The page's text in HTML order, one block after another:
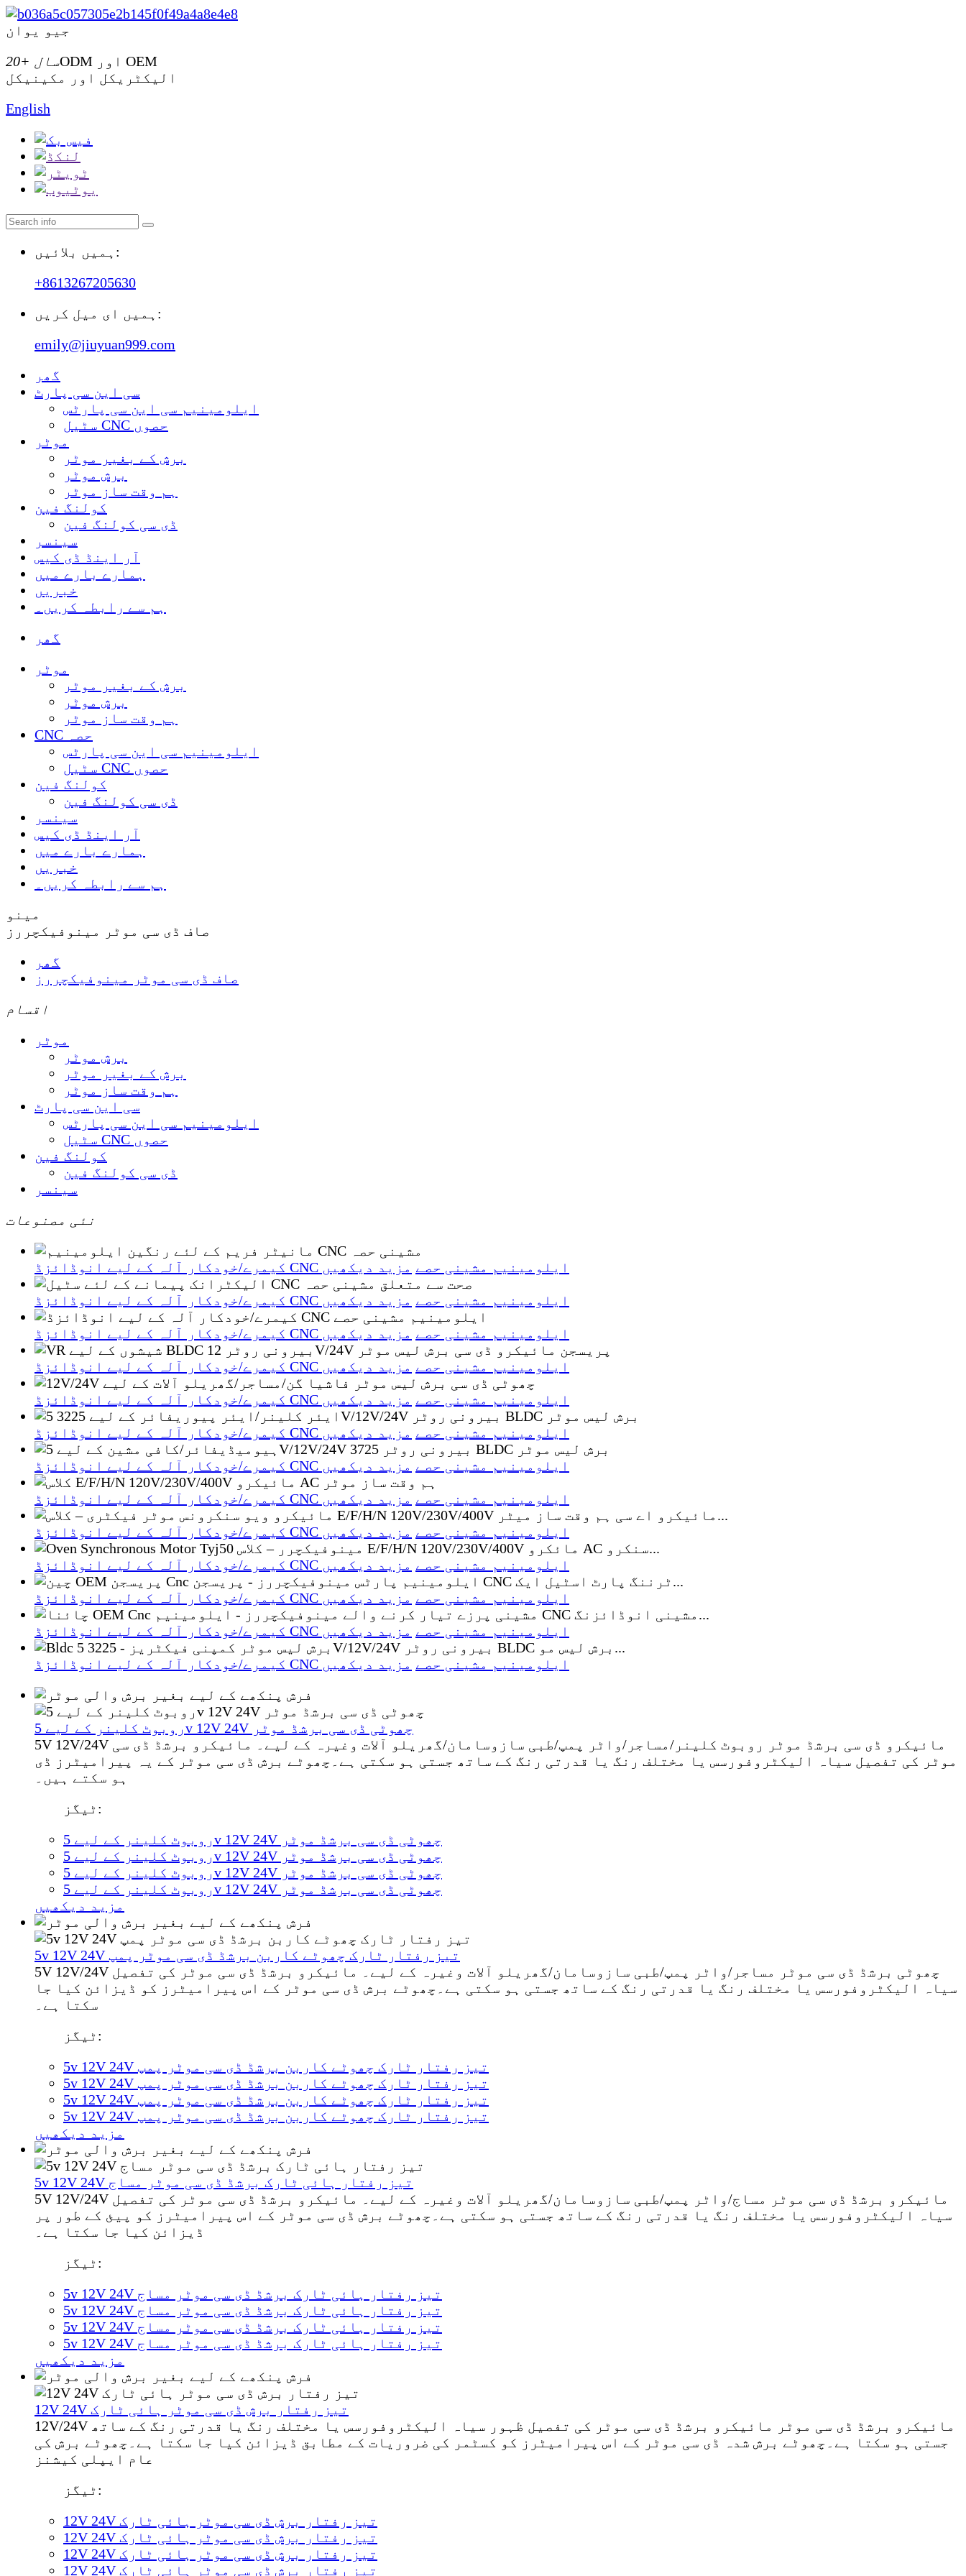
جیو یوان
20+ سال
ODM اور OEM
الیکٹریکل اور مکینیکل
English
ہمیں بلائیں:
+8613267205630
ہمیں ای میل کریں:
emily@jiuyuan999.com
گھر
سی این سی پارٹ
ایلومینیم سی این سی پارٹس
سٹیل CNC حصوں
موٹر
برش کے بغیر موٹر
برش موٹر
ہم وقت ساز موٹر
کولنگ فین
ڈی سی کولنگ فین
سینسر
آر اینڈ ڈی کیس
ہمارے بارے میں
خبریں
ہم سے رابطہ کریں۔
گھر
موٹر
برش کے بغیر موٹر
برش موٹر
ہم وقت ساز موٹر
CNC حصہ
ایلومینیم سی این سی پارٹس
سٹیل CNC حصوں
کولنگ فین
ڈی سی کولنگ فین
سینسر
آر اینڈ ڈی کیس
ہمارے بارے میں
خبریں
ہم سے رابطہ کریں۔
مینو
صاف ڈی سی موٹر مینوفیکچررز
گھر
صاف ڈی سی موٹر مینوفیکچررز
اقسام
موٹر
برش موٹر
برش کے بغیر موٹر
ہم وقت ساز موٹر
سی این سی پارٹ
ایلومینیم سی این سی پارٹس
سٹیل CNC حصوں
کولنگ فین
ڈی سی کولنگ فین
سینسر
نئی مصنوعات
کیمرے/خودکار آلہ کے لیے انوڈائزڈ CNC ایلومینیم مشینی حصے مزید دیکھیں
کیمرے/خودکار آلہ کے لیے انوڈائزڈ CNC ایلومینیم مشینی حصے مزید دیکھیں
کیمرے/خودکار آلہ کے لیے انوڈائزڈ CNC ایلومینیم مشینی حصے مزید دیکھیں
کیمرے/خودکار آلہ کے لیے انوڈائزڈ CNC ایلومینیم مشینی حصے مزید دیکھیں
کیمرے/خودکار آلہ کے لیے انوڈائزڈ CNC ایلومینیم مشینی حصے مزید دیکھیں
کیمرے/خودکار آلہ کے لیے انوڈائزڈ CNC ایلومینیم مشینی حصے مزید دیکھیں
کیمرے/خودکار آلہ کے لیے انوڈائزڈ CNC ایلومینیم مشینی حصے مزید دیکھیں
کیمرے/خودکار آلہ کے لیے انوڈائزڈ CNC ایلومینیم مشینی حصے مزید دیکھیں
کیمرے/خودکار آلہ کے لیے انوڈائزڈ CNC ایلومینیم مشینی حصے مزید دیکھیں
کیمرے/خودکار آلہ کے لیے انوڈائزڈ CNC ایلومینیم مشینی حصے مزید دیکھیں
کیمرے/خودکار آلہ کے لیے انوڈائزڈ CNC ایلومینیم مشینی حصے مزید دیکھیں
کیمرے/خودکار آلہ کے لیے انوڈائزڈ CNC ایلومینیم مشینی حصے مزید دیکھیں
کیمرے/خودکار آلہ کے لیے انوڈائزڈ CNC ایلومینیم مشینی حصے مزید دیکھیں
روبوٹ کلینر کے لیے 5v 12V 24V چھوٹی ڈی سی برشڈ موٹر
5V 12V/24V مائیکرو ڈی سی برشڈ موٹر روبوٹ کلینر/مساجر/واٹر پمپ/طبی سازوسامان/گھریلو آلات وغیرہ کے لیے۔ مائیکرو برشڈ ڈی سی
موٹر کی تفصیل سیاہ الیکٹروفورسس یا مختلف رنگ یا قدرتی رنگ کے ساتھ جستی ہو سکتی ہے۔چھوٹے برش ڈی سی موٹر کے یہ پیرامیٹرز ڈی
ہو سکتے ہیں۔
ٹیگز:
روبوٹ کلینر کے لیے 5v 12V 24V چھوٹی ڈی سی برشڈ موٹر
روبوٹ کلینر کے لیے 5v 12V 24V چھوٹی ڈی سی برشڈ موٹر
روبوٹ کلینر کے لیے 5v 12V 24V چھوٹی ڈی سی برشڈ موٹر
روبوٹ کلینر کے لیے 5v 12V 24V چھوٹی ڈی سی برشڈ موٹر
مزید دیکھیں
5v 12V 24V تیز رفتار ٹارک چھوٹے کاربن برشڈ ڈی سی موٹر پمپ
5V 12V/24V چھوٹی برشڈ ڈی سی موٹر مساجر/واٹر پمپ/طبی سازوسامان/گھریلو آلات وغیرہ کے لیے۔ مائیکرو برشڈ ڈی سی موٹر کی تفصیل
سیاہ الیکٹروفورسس یا مختلف رنگ یا قدرتی رنگ کے ساتھ جستی ہو سکتی ہے۔چھوٹے برش ڈی سی موٹر کے اس پیرامیٹرز کو ڈیزائن کیا جا
سکتا ہے۔
ٹیگز:
5v 12V 24V تیز رفتار ٹارک چھوٹے کاربن برشڈ ڈی سی موٹر پمپ
5v 12V 24V تیز رفتار ٹارک چھوٹے کاربن برشڈ ڈی سی موٹر پمپ
5v 12V 24V تیز رفتار ٹارک چھوٹے کاربن برشڈ ڈی سی موٹر پمپ
5v 12V 24V تیز رفتار ٹارک چھوٹے کاربن برشڈ ڈی سی موٹر پمپ
مزید دیکھیں
5v 12V 24V تیز رفتار ہائی ٹارک برشڈ ڈی سی موٹر مساج
5V 12V/24V مائیکرو برشڈ ڈی سی موٹر مساج/واٹر پمپ/طبی سازوسامان/گھریلو آلات وغیرہ کے لیے۔ مائیکرو برشڈ ڈی سی موٹر کی تفصیل
سیاہ الیکٹروفورسس یا مختلف رنگ یا قدرتی رنگ کے ساتھ جستی ہو سکتی ہے۔چھوٹے برش ڈی سی موٹر کے اس پیرامیٹرز کو پیئ کے طور پر
ڈیزائن کیا جا سکتا ہے۔
ٹیگز:
5v 12V 24V تیز رفتار ہائی ٹارک برشڈ ڈی سی موٹر مساج
5v 12V 24V تیز رفتار ہائی ٹارک برشڈ ڈی سی موٹر مساج
5v 12V 24V تیز رفتار ہائی ٹارک برشڈ ڈی سی موٹر مساج
5v 12V 24V تیز رفتار ہائی ٹارک برشڈ ڈی سی موٹر مساج
مزید دیکھیں
12V 24V تیز رفتار برش ڈی سی موٹر ہائی ٹارک
12V/24V مائیکرو برشڈ ڈی سی موٹر مائیکرو برشڈ ڈی سی موٹر کی تفصیل ظہور سیاہ الیکٹروفورسس یا مختلف رنگ یا قدرتی رنگ کے ساتھ
جستی ہو سکتا ہے۔چھوٹے برش شدہ ڈی سی موٹر کے اس پیرامیٹرز کو کسٹمر کی ضروریات کے مطابق ڈیزائن کیا جا سکتا ہے۔چھوٹے برش کی
عام ایپلی کیشنز
ٹیگز:
12V 24V تیز رفتار برش ڈی سی موٹر ہائی ٹارک
12V 24V تیز رفتار برش ڈی سی موٹر ہائی ٹارک
12V 24V تیز رفتار برش ڈی سی موٹر ہائی ٹارک
12V 24V تیز رفتار برش ڈی سی موٹر ہائی ٹارک